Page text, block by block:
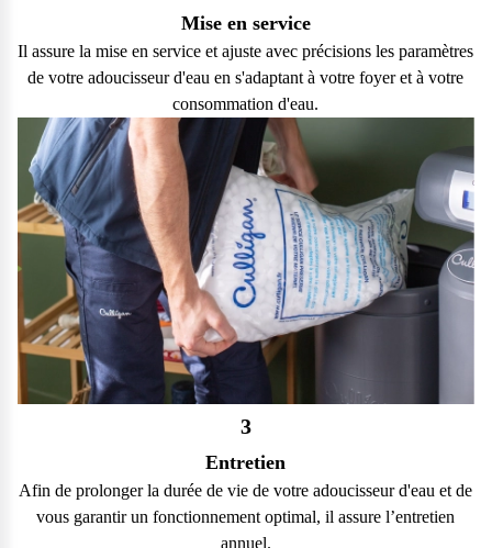
Mise en service
Il assure la mise en service et ajuste avec précisions les paramètres
de votre adoucisseur d'eau en s'adaptant à votre foyer et à votre
consommation d'eau.
3
Entretien
Afin de prolonger la durée de vie de votre adoucisseur d'eau et de
vous garantir un fonctionnement optimal, il assure l’entretien
annuel.